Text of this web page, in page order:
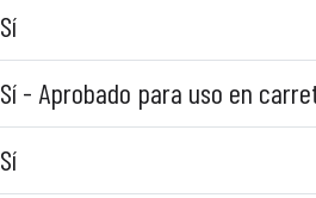
Sí
Sí - Aprobado para uso en
Sí